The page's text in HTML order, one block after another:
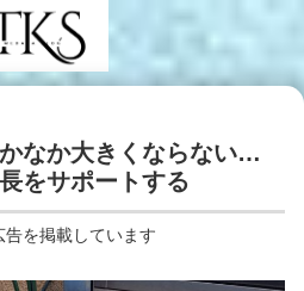
なか大きくならない…
をサポートする
を掲載しています